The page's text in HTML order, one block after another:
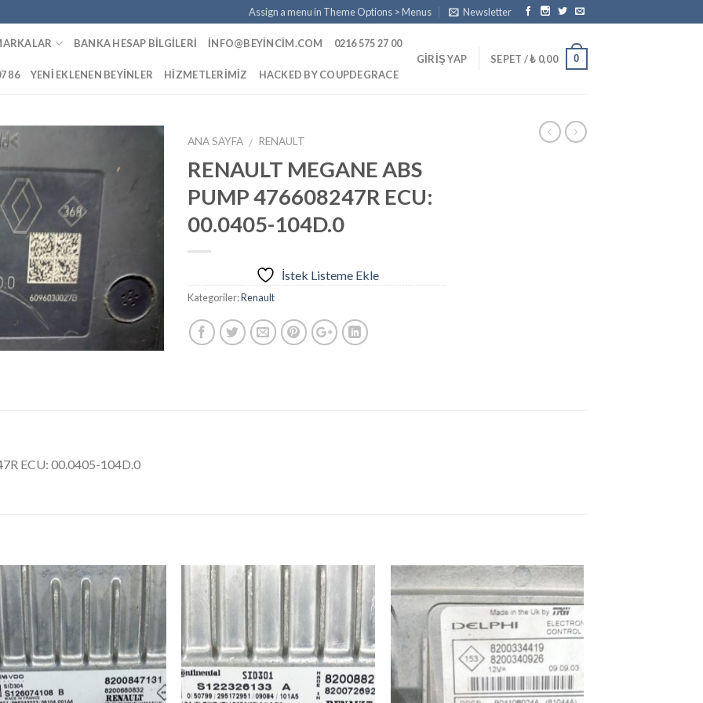
Assign a menu in Theme Options > Menus Newsletter
BANKA HESAP BILGILERI INFO@BEYINCIM.COM 0216 575 27 00
86 YENI EKLENEN BEYINLER HIZMETLERIMIZ HACKED BY COUPDEGRACE
GIRIŞ YAP SEPET /₺ 0,00 0
ANA SAYFA / RENAULT
RENAULT MEGANE ABS
PUMP 476608247R ECU:
00.0405-104D.0
İstek Listeme Ekle
Kategoriler:Renault
ECU: 00.0405-104D.0
İstek
Listeme
Ekle
Listeme
Ekle
İstek
Listeme